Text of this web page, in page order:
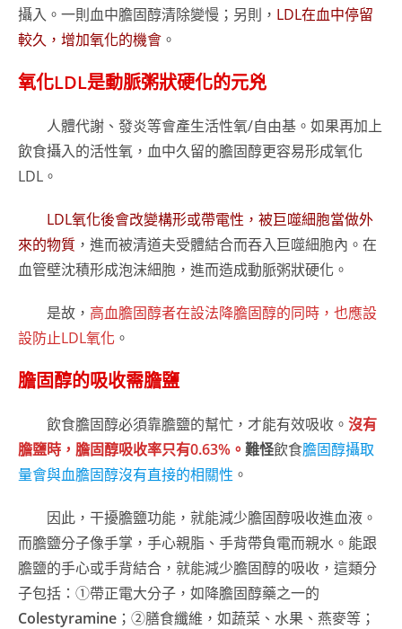
攝入。一則血中膽固醇清除變慢；另則， LDL在血中停留
較久，增加氧化的機會 。
氧化LDL是動脈粥狀硬化的元兇
人體代謝、發炎等會產生活性氧/自由基。如果再加上
飲食攝入的活性氧，血中久留的膽固醇更容易形成氧化
LDL。
LDL氧化後會改變構形或帶電性，被巨噬細胞當做外
來的物質 ，進而被清道夫受體結合而吞入巨噬細胞內。在
血管壁沈積形成泡沫細胞，進而造成動脈粥狀硬化。
是故， 高血膽固醇者在設法降膽固醇的同時，也應設
設防止LDL氧化 。
膽固醇的吸收需膽鹽
飲食膽固醇必須靠膽鹽的幫忙，才能有效吸收。 沒有
膽鹽時，膽固醇吸收率只有0.63%。 難怪飲食膽固醇攝取
量會與血膽固醇沒有直接的相關性 。
因此，干擾膽鹽功能，就能減少膽固醇吸收進血液。
而膽鹽分子像手掌，手心親脂、手背帶負電而親水。能跟
膽鹽的手心或手背結合，就能減少膽固醇的吸收，這類分
子包括：①帶正電大分子，如降膽固醇藥之一的
Colestyramine ；②膳食纖維，如蔬菜、水果、燕麥等；